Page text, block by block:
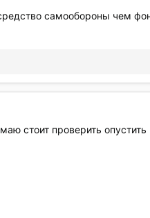
самообороны чем
стоит проверить опустить